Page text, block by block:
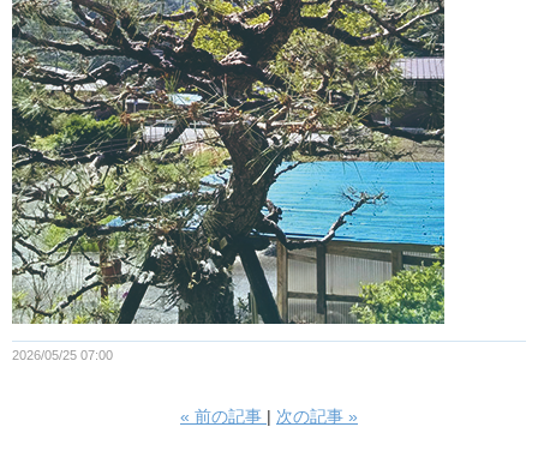
2026/05/25 07:00
« 前の記事 次の記事 »